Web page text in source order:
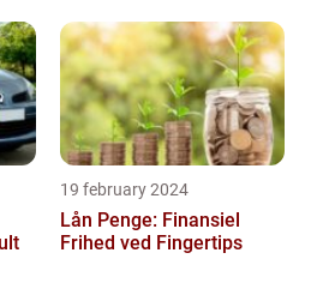
19 february 2024
Lån Penge: Finansiel
Frihed ved Fingertips